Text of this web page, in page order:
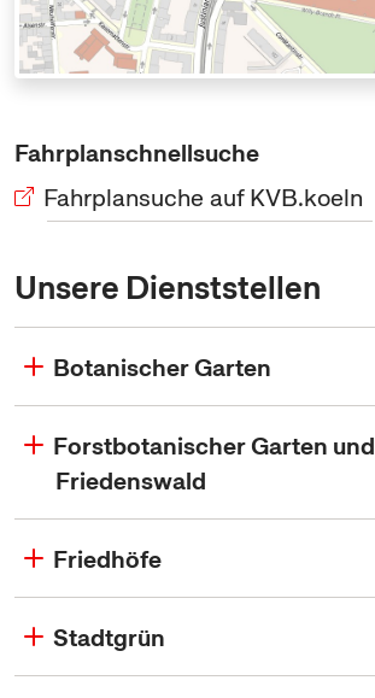
Fahrplanschnellsuche
Fahrplansuche auf KVB.koeln
Unsere Dienststellen
Botanischer Garten
Forstbotanischer Garten und
Friedenswald
Friedhöfe
Stadtgrün